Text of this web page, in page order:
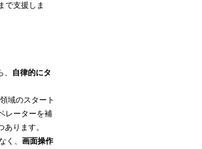
で支援しま
自律的にタ
域のスタート
レーターを補
ります。
く、 画面操作